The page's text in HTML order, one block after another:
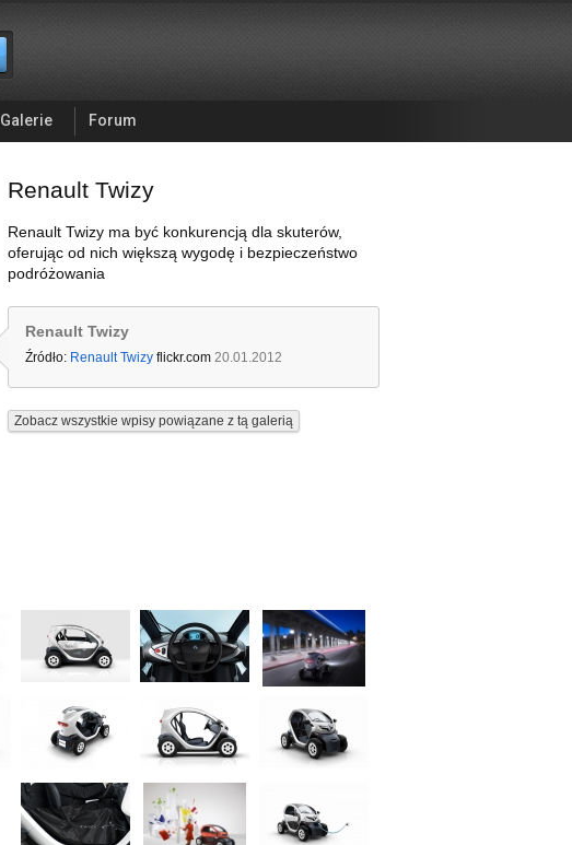
Galerie Forum
Renault Twizy
Renault Twizy ma być konkurencją dla skuterów,
oferując od nich większą wygodę i bezpieczeństwo
podróżowania
Renault Twizy
Źródło: Renault Twizy flickr.com 20.01.2012
Zobacz wszystkie wpisy powiązane z tą galerią